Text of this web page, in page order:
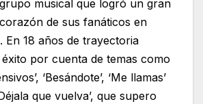
musical que logró un gran
de sus fanáticos en
En 18 años de trayectoria
por cuenta de temas como
‘Besándote’, ‘Me llamas’
que vuelva’, que supero